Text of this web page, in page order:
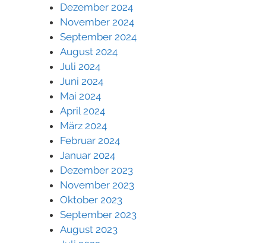
Dezember 2024
November 2024
September 2024
August 2024
Juli 2024
Juni 2024
Mai 2024
April 2024
März 2024
Februar 2024
Januar 2024
Dezember 2023
November 2023
Oktober 2023
September 2023
August 2023